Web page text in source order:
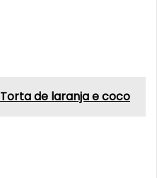
Torta de laranja e coco